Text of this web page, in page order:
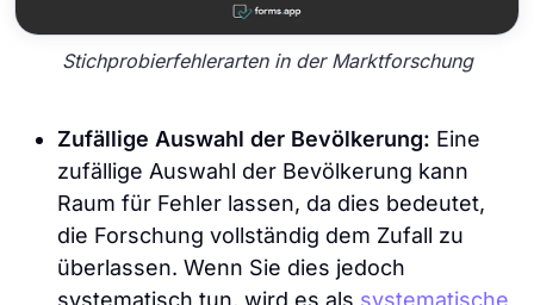
Stichprobierfehlerarten in der Marktforschung
Zufällige Auswahl der Bevölkerung: Eine
zufällige Auswahl der Bevölkerung kann
Raum für Fehler lassen, da dies bedeutet,
die Forschung vollständig dem Zufall zu
überlassen. Wenn Sie dies jedoch
systematisch tun, wird es als systematische